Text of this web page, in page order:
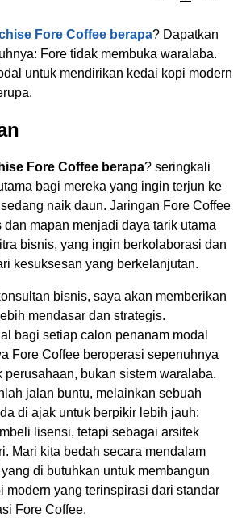
Fore Coffee berapa? Dapatkan
Fore tidak membuka waralaba.
untuk mendirikan kedai kopi modern
Fore Coffee berapa? seringkali
bagi mereka yang ingin terjun ke
naik daun. Jaringan Fore Coffee
mapan menjadi daya tarik utama
bisnis, yang ingin berkolaborasi dan
kesuksesan yang berkelanjutan.
bisnis, saya akan memberikan
mendasar dan strategis.
bagi setiap calon penanam modal
Fore Coffee beroperasi sepenuhnya
perusahaan, bukan sistem waralaba.
jalan buntu, melainkan sebuah
di ajak untuk berpikir lebih jauh:
lisensi, tetapi sebagai arsitek
Mari kita bedah secara mendalam
di butuhkan untuk membangun
modern yang terinspirasi dari standar
Fore Coffee.